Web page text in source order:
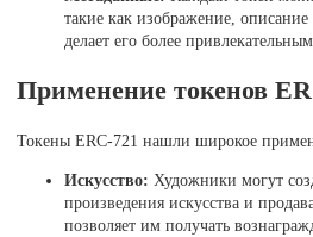
такие как изображение,
делает его более
Применение токенов
Токены ERC-721 нашли широкое
Искусство: Художники могут
произведения искусства и
позволяет им получать